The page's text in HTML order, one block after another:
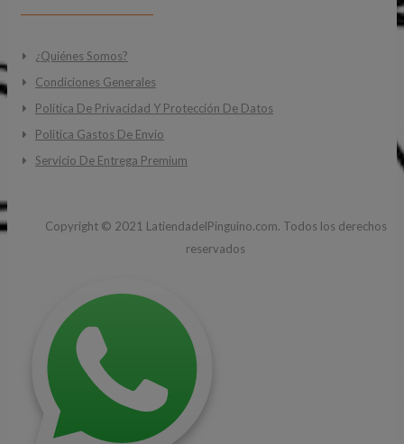
¿Quiénes Somos?
Condiciones Generales
Política De Privacidad Y Protección De Datos
Politica Gastos De Envio
Servicio De Entrega Premium
Copyright © 2021 LatiendadelPinguino.com. Todos los derechos
reservados